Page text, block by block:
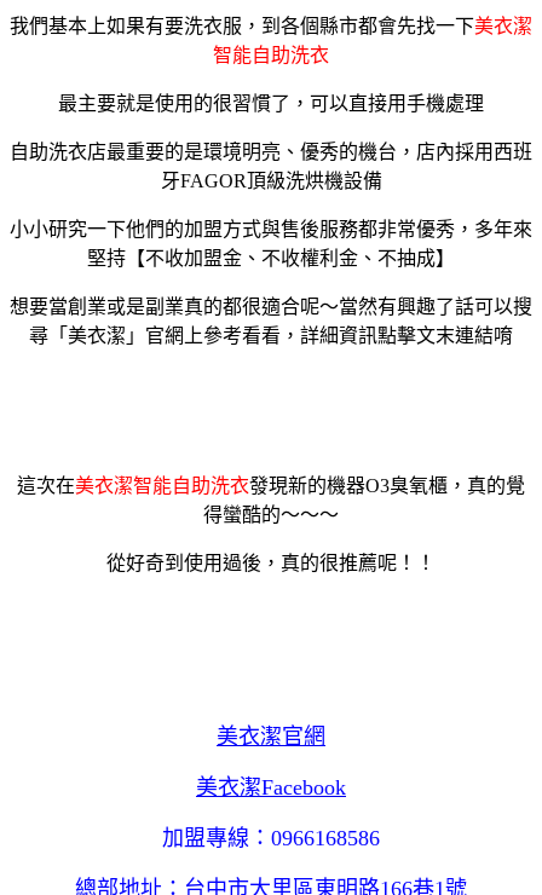
我們基本上如果有要洗衣服，到各個縣市都會先找一下美衣潔
智能自助洗衣
最主要就是使用的很習慣了，可以直接用手機處理
自助洗衣店最重要的是環境明亮、優秀的機台，店內採用西班
牙FAGOR頂級洗烘機設備
小小研究一下他們的加盟方式與售後服務都非常優秀，多年來
堅持【不收加盟金、不收權利金、不抽成】
想要當創業或是副業真的都很適合呢～當然有興趣了話可以搜
尋「美衣潔」官網上參考看看，詳細資訊點擊文末連結唷
這次在美衣潔智能自助洗衣發現新的機器O3臭氧櫃，真的覺
得蠻酷的～～～
從好奇到使用過後，真的很推薦呢！！
美衣潔官網
美衣潔Facebook
加盟專線：0966168586
總部地址：台中市大里區東明路166巷1號